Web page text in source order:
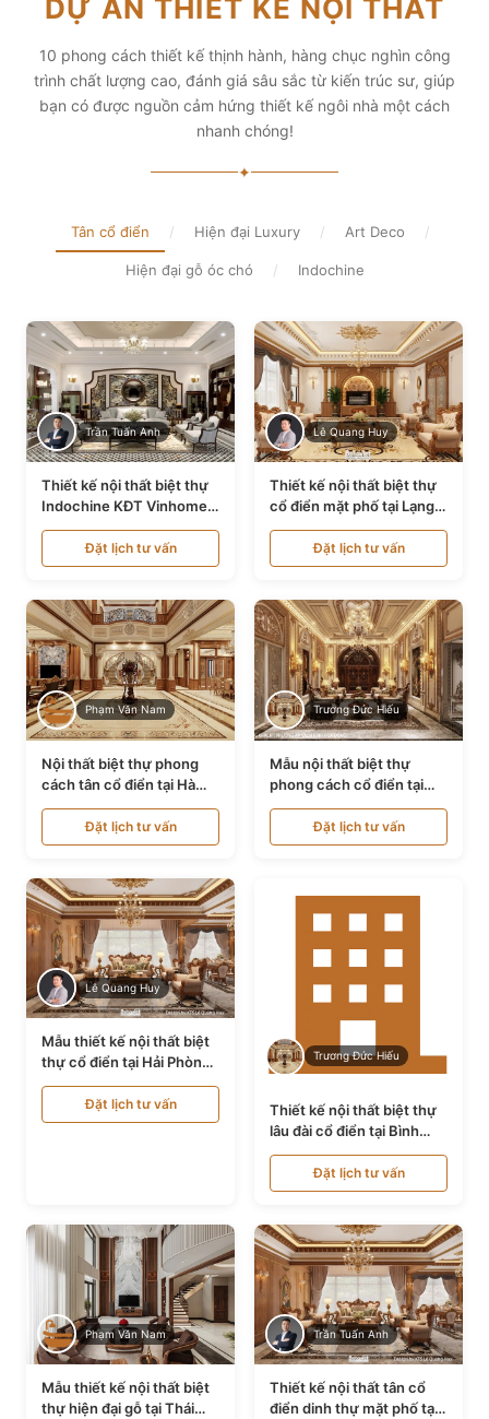
diện tích và thẩm mỹ
Xem chi tiết
DỰ ÁN THIẾT KẾ NỘI THẤT
10 phong cách thiết kế thịnh hành, hàng chục nghìn công
trình chất lượng cao, đánh giá sâu sắc từ kiến trúc sư, giúp
bạn có được nguồn cảm hứng thiết kế ngôi nhà một cách
nhanh chóng!
✦
Tân cổ điển / Hiện đại Luxury / Art Deco /
Hiện đại gỗ óc chó / Indochine
Trần Tuấn Anh
Thiết kế nội thất biệt thự
Indochine KĐT Vinhomes
Ocean Park NT24600
Đặt lịch tư vấn
Lê Quang Huy
Thiết kế nội thất biệt thự
cổ điển mặt phố tại Lạng
Sơn NT24534
Đặt lịch tư vấn
Phạm Văn Nam
Nội thất biệt thự phong
cách tân cổ điển tại Hà
Nội NT24405
Đặt lịch tư vấn
Trương Đức Hiếu
Mẫu nội thất biệt thự
phong cách cổ điển tại
Bình Dương NT24532
Đặt lịch tư vấn
Lê Quang Huy
Mẫu thiết kế nội thất biệt
thự cổ điển tại Hải Phòng
NT24535
Đặt lịch tư vấn
Trương Đức Hiếu
Thiết kế nội thất biệt thự
lâu đài cổ điển tại Bình
Thuận NT21128
Đặt lịch tư vấn
Phạm Văn Nam
Mẫu thiết kế nội thất biệt
thự hiện đại gỗ tại Thái
Trần Tuấn Anh
Thiết kế nội thất tân cổ
điển dinh thự mặt phố tại